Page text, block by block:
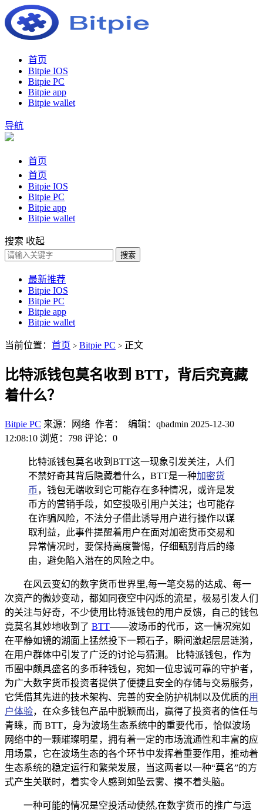
首页
Bitpie IOS
Bitpie PC
Bitpie app
Bitpie wallet
导航
首页
首页
Bitpie IOS
Bitpie PC
Bitpie app
Bitpie wallet
搜索 收起
搜索
最新推荐
Bitpie IOS
Bitpie PC
Bitpie app
Bitpie wallet
当前位置： 首页 > Bitpie PC > 正文
比特派钱包莫名收到 BTT，背后究竟藏
着什么？
Bitpie PC 来源：网络 作者： 编辑：qbadmin 2025-12-30
12:08:10 浏览：798 评论：0
比特派钱包莫名收到BTT这一现象引发关注，人们
不禁好奇其背后隐藏着什么，BTT是一种加密货
币 ，钱包无端收到它可能存在多种情况，或许是发
币方的营销手段，如空投吸引用户关注；也可能存
在诈骗风险，不法分子借此诱导用户进行操作以谋
取利益，此事件提醒着用户在面对加密货币交易和
异常情况时，要保持高度警惕，仔细甄别背后的缘
由，避免陷入潜在的风险之中。
在风云变幻的数字货币世界里,每一笔交易的达成、每一
次资产的微妙变动，都如同夜空中闪烁的流星，极易引发人们
的关注与好奇，不少使用比特派钱包的用户反馈，自己的钱包
竟莫名其妙地收到了 BTT——波场币的代币，这一情况宛如
在平静如镜的湖面上猛然投下一颗石子，瞬间激起层层涟漪，
在用户群体中引发了广泛的讨论与猜测。 比特派钱包，作为
币圈中颇具盛名的多币种钱包，宛如一位忠诚可靠的守护者，
为广大数字货币投资者提供了便捷且安全的存储与交易服务，
它凭借其先进的技术架构、完善的安全防护机制以及优质的用
户体验，在众多钱包产品中脱颖而出，赢得了投资者的信任与
青睐，而 BTT，身为波场生态系统中的重要代币，恰似波场
网络中的一颗璀璨明星，拥有着一定的市场流通性和丰富的应
用场景，它在波场生态的各个环节中发挥着重要作用，推动着
生态系统的稳定运行和繁荣发展，当这两者以一种“莫名”的方
式产生关联时，着实令人感到如坠云雾、摸不着头脑。
一种可能的情况是空投活动使然,在数字货币的推广与运